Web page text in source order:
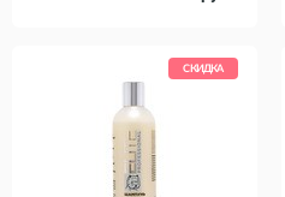
СКИДКА